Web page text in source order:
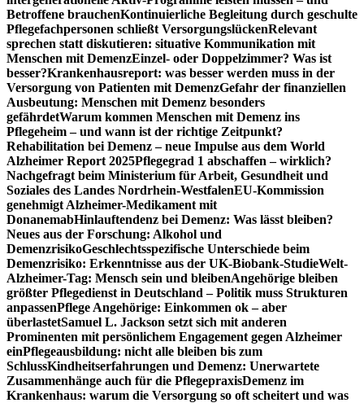
Betroffene brauchenKontinuierliche Begleitung durch geschulte
Pflegefachpersonen schließt VersorgungslückenRelevant
sprechen statt diskutieren: situative Kommunikation mit
Menschen mit DemenzEinzel- oder Doppelzimmer? Was ist
besser?Krankenhausreport: was besser werden muss in der
Versorgung von Patienten mit DemenzGefahr der finanziellen
Ausbeutung: Menschen mit Demenz besonders
gefährdetWarum kommen Menschen mit Demenz ins
Pflegeheim – und wann ist der richtige Zeitpunkt?
Rehabilitation bei Demenz – neue Impulse aus dem World
Alzheimer Report 2025Pflegegrad 1 abschaffen – wirklich?
Nachgefragt beim Ministerium für Arbeit, Gesundheit und
Soziales des Landes Nordrhein-WestfalenEU-Kommission
genehmigt Alzheimer-Medikament mit
DonanemabHinlauftendenz bei Demenz: Was lässt bleiben?
Neues aus der Forschung: Alkohol und
DemenzrisikoGeschlechtsspezifische Unterschiede beim
Demenzrisiko: Erkenntnisse aus der UK-Biobank-StudieWelt-
Alzheimer-Tag: Mensch sein und bleibenAngehörige bleiben
größter Pflegedienst in Deutschland – Politik muss Strukturen
anpassenPflege Angehörige: Einkommen ok – aber
überlastetSamuel L. Jackson setzt sich mit anderen
Prominenten mit persönlichem Engagement gegen Alzheimer
einPflegeausbildung: nicht alle bleiben bis zum
SchlussKindheitserfahrungen und Demenz: Unerwartete
Zusammenhänge auch für die PflegepraxisDemenz im
Krankenhaus: warum die Versorgung so oft scheitert und was